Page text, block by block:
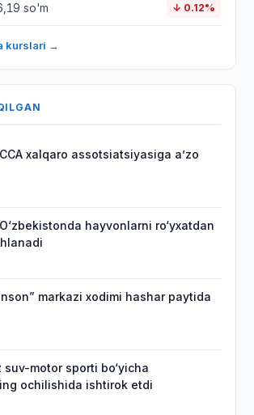
so'm ↓ 0.12%
kurslari →
xalqaro assotsiatsiyasiga aʼzo
hayvonlarni ro‘yxatdan
markazi xodimi hashar paytida
suv-motor sporti bo‘yicha
ochilishida ishtirok etdi